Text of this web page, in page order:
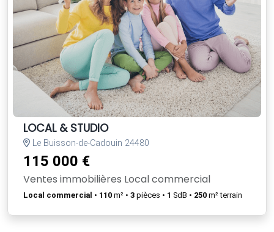
LOCAL & STUDIO
Le Buisson-de-Cadouin 24480
115 000 €
Ventes immobilières Local commercial
Local commercial • 110 m² • 3 pièces • 1 SdB • 250 m² terrain